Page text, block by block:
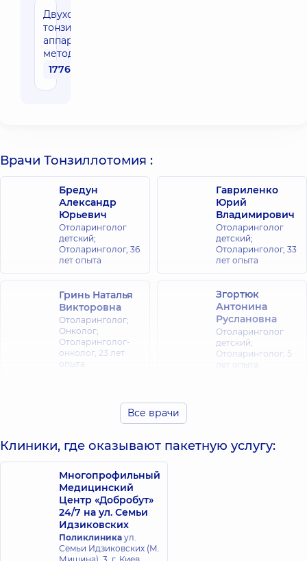
Двухсторонняя
тонзиллотомия
аппартным
методом
17760 грн
Врачи Тонзиллотомия :
Бредун
Александр
Юрьевич
Отоларинголог
детский;
Отоларинголог, 36
лет опыта
Гавриленко
Юрий
Владимирович
Отоларинголог
детский;
Отоларинголог, 33
лет опыта
Гринь Наталья
Викторовна
Отоларинголог;
Онколог;
Отоларинголог-
онколог, 23 лет
опыта
Згортюк
Антонина
Руслановна
Отоларинголог
детский;
Отоларинголог, 5
лет опыта
Николаевич
Отоларинголог
Отоларинголог
детский,13 лет
Клячковская
(Любельчук)
Инна
Александровна
Отоларинголог;
Все врачи
Клиники, где оказывают пакетную услугу:
Многопрофильный
Медицинский
Центр «Добробут»
24/7 на ул. Семьи
Идзиковских
Поликлиника ул.
Семьи Идзиковских (М.